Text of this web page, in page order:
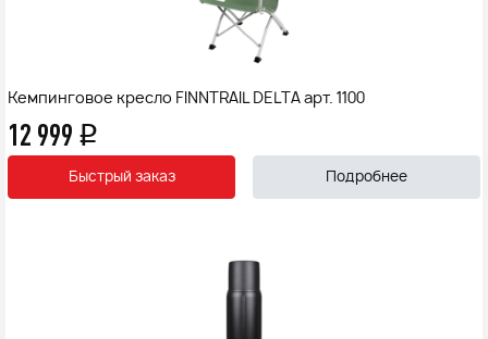
Кемпинговое кресло FINNTRAIL DELTA арт. 1100
12 999 q
Быстрый заказ Подробнее